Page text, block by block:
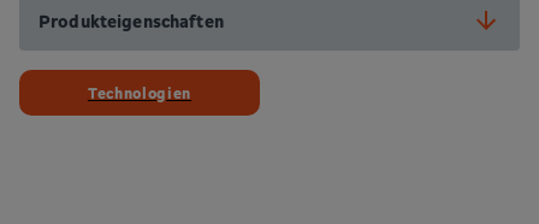
Produkteigenschaften
Technologien